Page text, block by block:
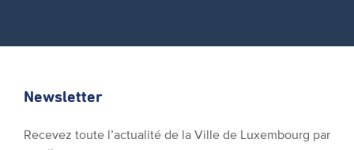
Newsletter
Recevez toute l’actualité de la Ville de Luxembourg par